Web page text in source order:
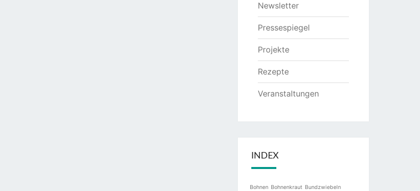
Newsletter
Pressespiegel
Projekte
Rezepte
Veranstaltungen
INDEX
Bohnen Bohnenkraut Bundzwiebeln